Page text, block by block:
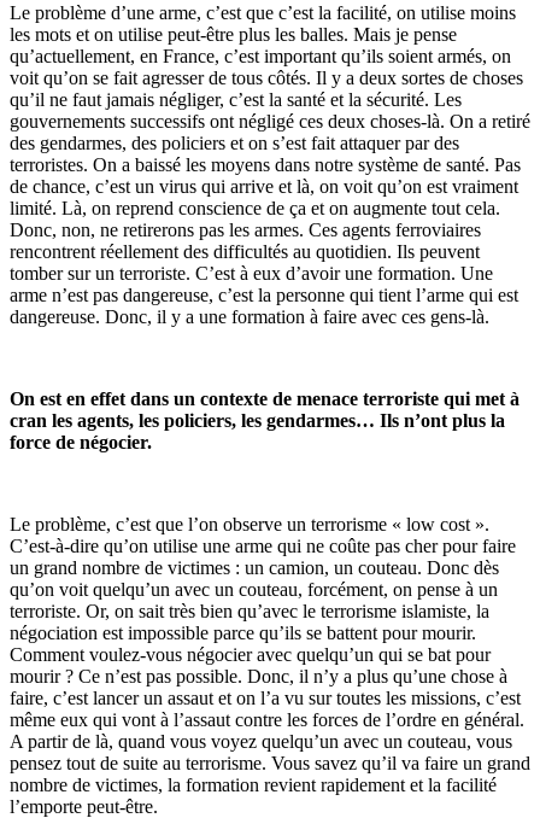
Le problème d’une arme, c’est que c’est la facilité, on utilise moins
les mots et on utilise peut-être plus les balles. Mais je pense
qu’actuellement, en France, c’est important qu’ils soient armés, on
voit qu’on se fait agresser de tous côtés. Il y a deux sortes de choses
qu’il ne faut jamais négliger, c’est la santé et la sécurité. Les
gouvernements successifs ont négligé ces deux choses-là. On a retiré
des gendarmes, des policiers et on s’est fait attaquer par des
terroristes. On a baissé les moyens dans notre système de santé. Pas
de chance, c’est un virus qui arrive et là, on voit qu’on est vraiment
limité. Là, on reprend conscience de ça et on augmente tout cela.
Donc, non, ne retirerons pas les armes. Ces agents ferroviaires
rencontrent réellement des difficultés au quotidien. Ils peuvent
tomber sur un terroriste. C’est à eux d’avoir une formation. Une
arme n’est pas dangereuse, c’est la personne qui tient l’arme qui est
dangereuse. Donc, il y a une formation à faire avec ces gens-là.
On est en effet dans un contexte de menace terroriste qui met à
cran les agents, les policiers, les gendarmes… Ils n’ont plus la
force de négocier.
Le problème, c’est que l’on observe un terrorisme « low cost ».
C’est-à-dire qu’on utilise une arme qui ne coûte pas cher pour faire
un grand nombre de victimes : un camion, un couteau. Donc dès
qu’on voit quelqu’un avec un couteau, forcément, on pense à un
terroriste. Or, on sait très bien qu’avec le terrorisme islamiste, la
négociation est impossible parce qu’ils se battent pour mourir.
Comment voulez-vous négocier avec quelqu’un qui se bat pour
mourir ? Ce n’est pas possible. Donc, il n’y a plus qu’une chose à
faire, c’est lancer un assaut et on l’a vu sur toutes les missions, c’est
même eux qui vont à l’assaut contre les forces de l’ordre en général.
A partir de là, quand vous voyez quelqu’un avec un couteau, vous
pensez tout de suite au terrorisme. Vous savez qu’il va faire un grand
nombre de victimes, la formation revient rapidement et la facilité
l’emporte peut-être.